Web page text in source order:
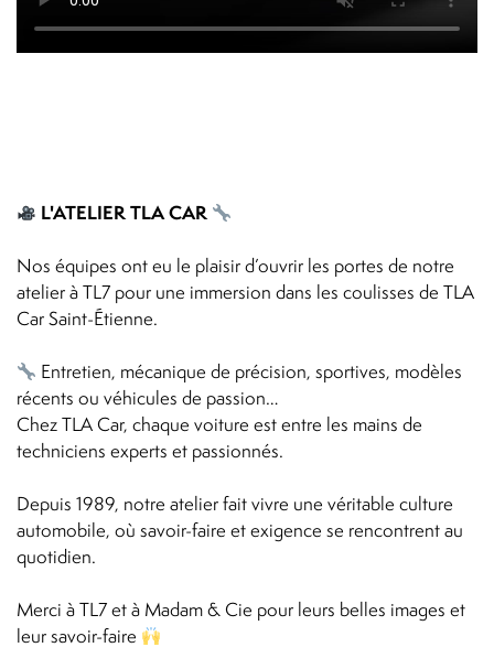
L'ATELIER TLA CAR
Nos équipes ont eu le plaisir d’ouvrir les portes de notre
atelier à TL7 pour une immersion dans les coulisses de TLA
Car Saint-Étienne.
Entretien, mécanique de précision, sportives, modèles
récents ou véhicules de passion…
Chez TLA Car, chaque voiture est entre les mains de
techniciens experts et passionnés.
Depuis 1989, notre atelier fait vivre une véritable culture
automobile, où savoir-faire et exigence se rencontrent au
quotidien.
Merci à TL7 et à Madam & Cie pour leurs belles images et
leur savoir-faire